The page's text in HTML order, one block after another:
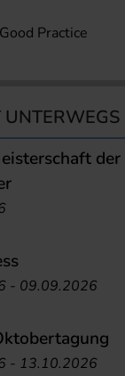
Practice
der
- 09.09.2026
- 13.10.2026